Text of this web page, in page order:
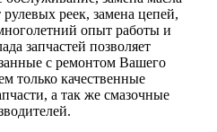
реек, замена цепей,
опыт работы и
запчастей позволяет
с ремонтом Вашего
только качественные
а так же смазочные